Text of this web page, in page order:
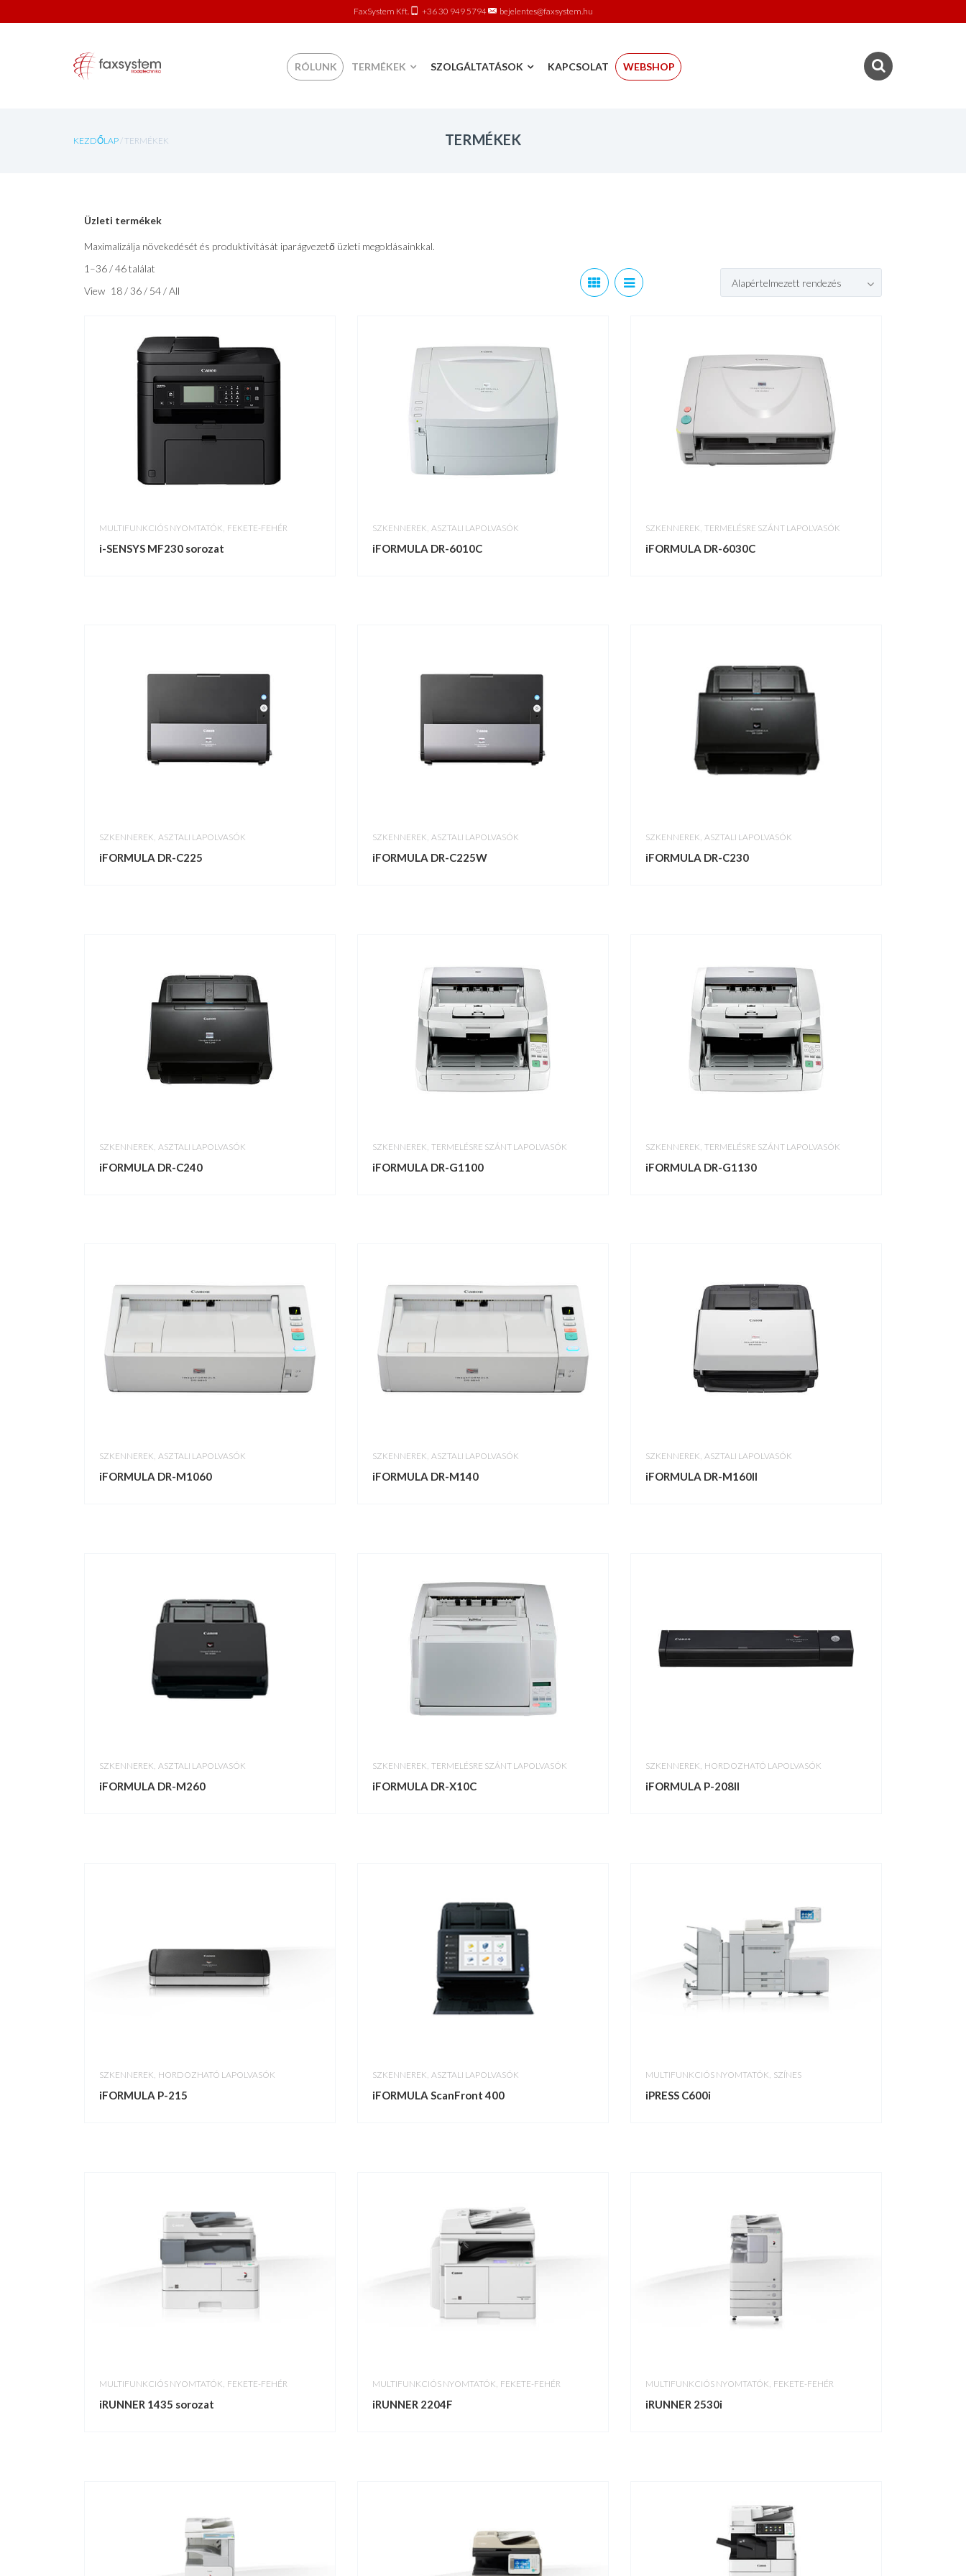
FaxSystem Kft. +36 30 949 5794 bejelentes@faxsystem.hu
Skip to content
RÓLUNK TERMÉKEK SZOLGÁLTATÁSOK KAPCSOLAT WEBSHOP
KEZDŐLAP/ TERMÉKEK TERMÉKEK
Üzleti termékek
Maximalizálja növekedését és produktivitását iparágvezető üzleti megoldásainkkal.
1–36 / 46 találat
View 18/36/ 54/All
Alapértelmezett rendezés
MULTIFUNKCIÓS NYOMTATÓK FEKETE-FEHÉR
i-SENSYS MF230 sorozat
SZKENNEREK ASZTALI LAPOLVASÓK
iFORMULA DR-6010C
SZKENNEREK TERMELÉSRE SZÁNT LAPOLVASÓK
iFORMULA DR-6030C
SZKENNEREK ASZTALI LAPOLVASÓK
iFORMULA DR-C225
SZKENNEREK ASZTALI LAPOLVASÓK
iFORMULA DR-C225W
SZKENNEREK ASZTALI LAPOLVASÓK
iFORMULA DR-C230
SZKENNEREK ASZTALI LAPOLVASÓK
iFORMULA DR-C240
SZKENNEREK TERMELÉSRE SZÁNT LAPOLVASÓK
iFORMULA DR-G1100
SZKENNEREK TERMELÉSRE SZÁNT LAPOLVASÓK
iFORMULA DR-G1130
SZKENNEREK ASZTALI LAPOLVASÓK
iFORMULA DR-M1060
SZKENNEREK ASZTALI LAPOLVASÓK
iFORMULA DR-M140
SZKENNEREK ASZTALI LAPOLVASÓK
iFORMULA DR-M160II
SZKENNEREK ASZTALI LAPOLVASÓK
iFORMULA DR-M260
SZKENNEREK TERMELÉSRE SZÁNT LAPOLVASÓK
iFORMULA DR-X10C
SZKENNEREK HORDOZHATÓ LAPOLVASÓK
iFORMULA P-208II
SZKENNEREK, HORDOZHATÓ LAPOLVASÓK
iFORMULA P-215
SZKENNEREK, ASZTALI LAPOLVASÓK
iFORMULA ScanFront 400
MULTIFUNKCIÓS NYOMTATÓK, SZÍNES
iPRESS C600i
MULTIFUNKCIÓS NYOMTATÓK, FEKETE-FEHÉR
iRUNNER 1435 sorozat
MULTIFUNKCIÓS NYOMTATÓK, FEKETE-FEHÉR
iRUNNER 2204F
MULTIFUNKCIÓS NYOMTATÓK, FEKETE-FEHÉR
iRUNNER 2530i